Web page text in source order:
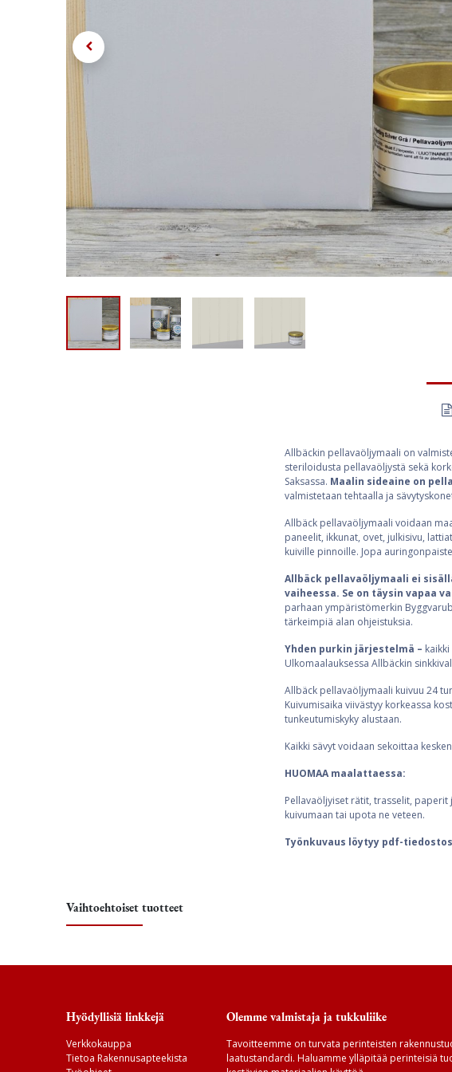
Allbäckin pellavaöljymaali on
steriloidusta pellavaöljystä sekä
Saksassa. Maalin sideaine on
valmistetaan tehtaalla ja
Allbäck pellavaöljymaali voidaan
paneelit, ikkunat, ovet, julkisivu,
kuiville pinnoille. Jopa
Allbäck pellavaöljymaali ei
vaiheessa. Se on täysin vapaa
parhaan ympäristömerkin
tärkeimpiä alan ohjeistuksia.
Yhden purkin järjestelmä –
Ulkomaalauksessa Allbäckin
Allbäck pellavaöljymaali kuivuu 24
Kuivumisaika viivästyy korkeassa
tunkeutumiskyky alustaan.
Kaikki sävyt voidaan sekoittaa
HUOMAA maalattaessa:
Pellavaöljyiset rätit, trasselit, paperit
kuivumaan tai upota ne veteen.
Työnkuvaus löytyy pdf-
Vaihtoehtoiset tuotteet
Hyödyllisiä linkkejä
Verkkokauppa
Tietoa Rakennusapteekista
Olemme valmistaja ja tukkuliike
Tavoitteemme on turvata perinteisten
laatustandardi. Haluamme ylläpitää perinteisiä